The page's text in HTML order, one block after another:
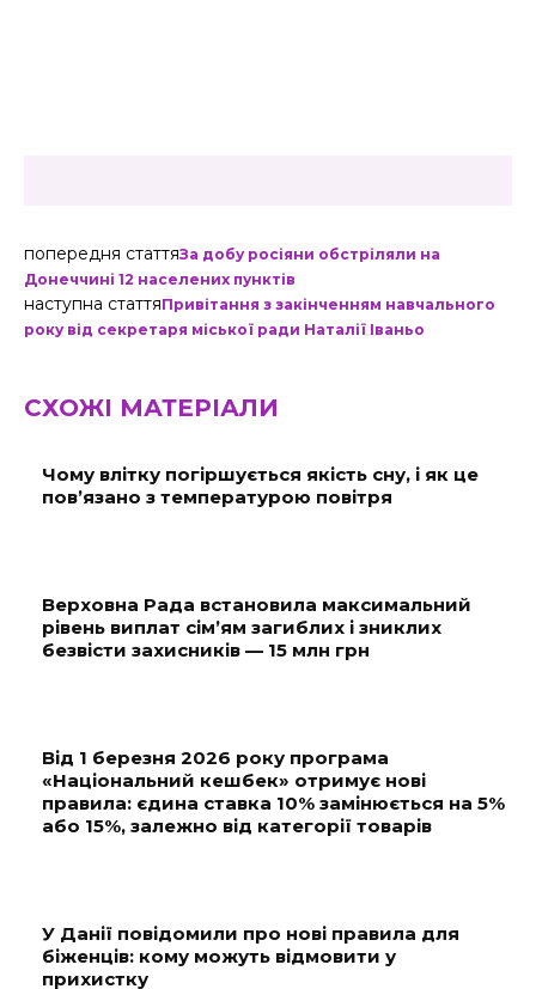
попередня статтяЗа добу росіяни обстріляли на
Донеччині 12 населених пунктів
наступна статтяПривітання з закінченням навчального
року від секретаря міської ради Наталії Іваньо
СХОЖІ МАТЕРІАЛИ
Чому влітку погіршується якість сну, і як це
пов’язано з температурою повітря
Верховна Рада встановила максимальний
рівень виплат сім’ям загиблих і зниклих
безвісти захисників — 15 млн грн
Від 1 березня 2026 року програма
«Національний кешбек» отримує нові
правила: єдина ставка 10% замінюється на 5%
або 15%, залежно від категорії товарів
У Данії повідомили про нові правила для
біженців: кому можуть відмовити у
прихистку